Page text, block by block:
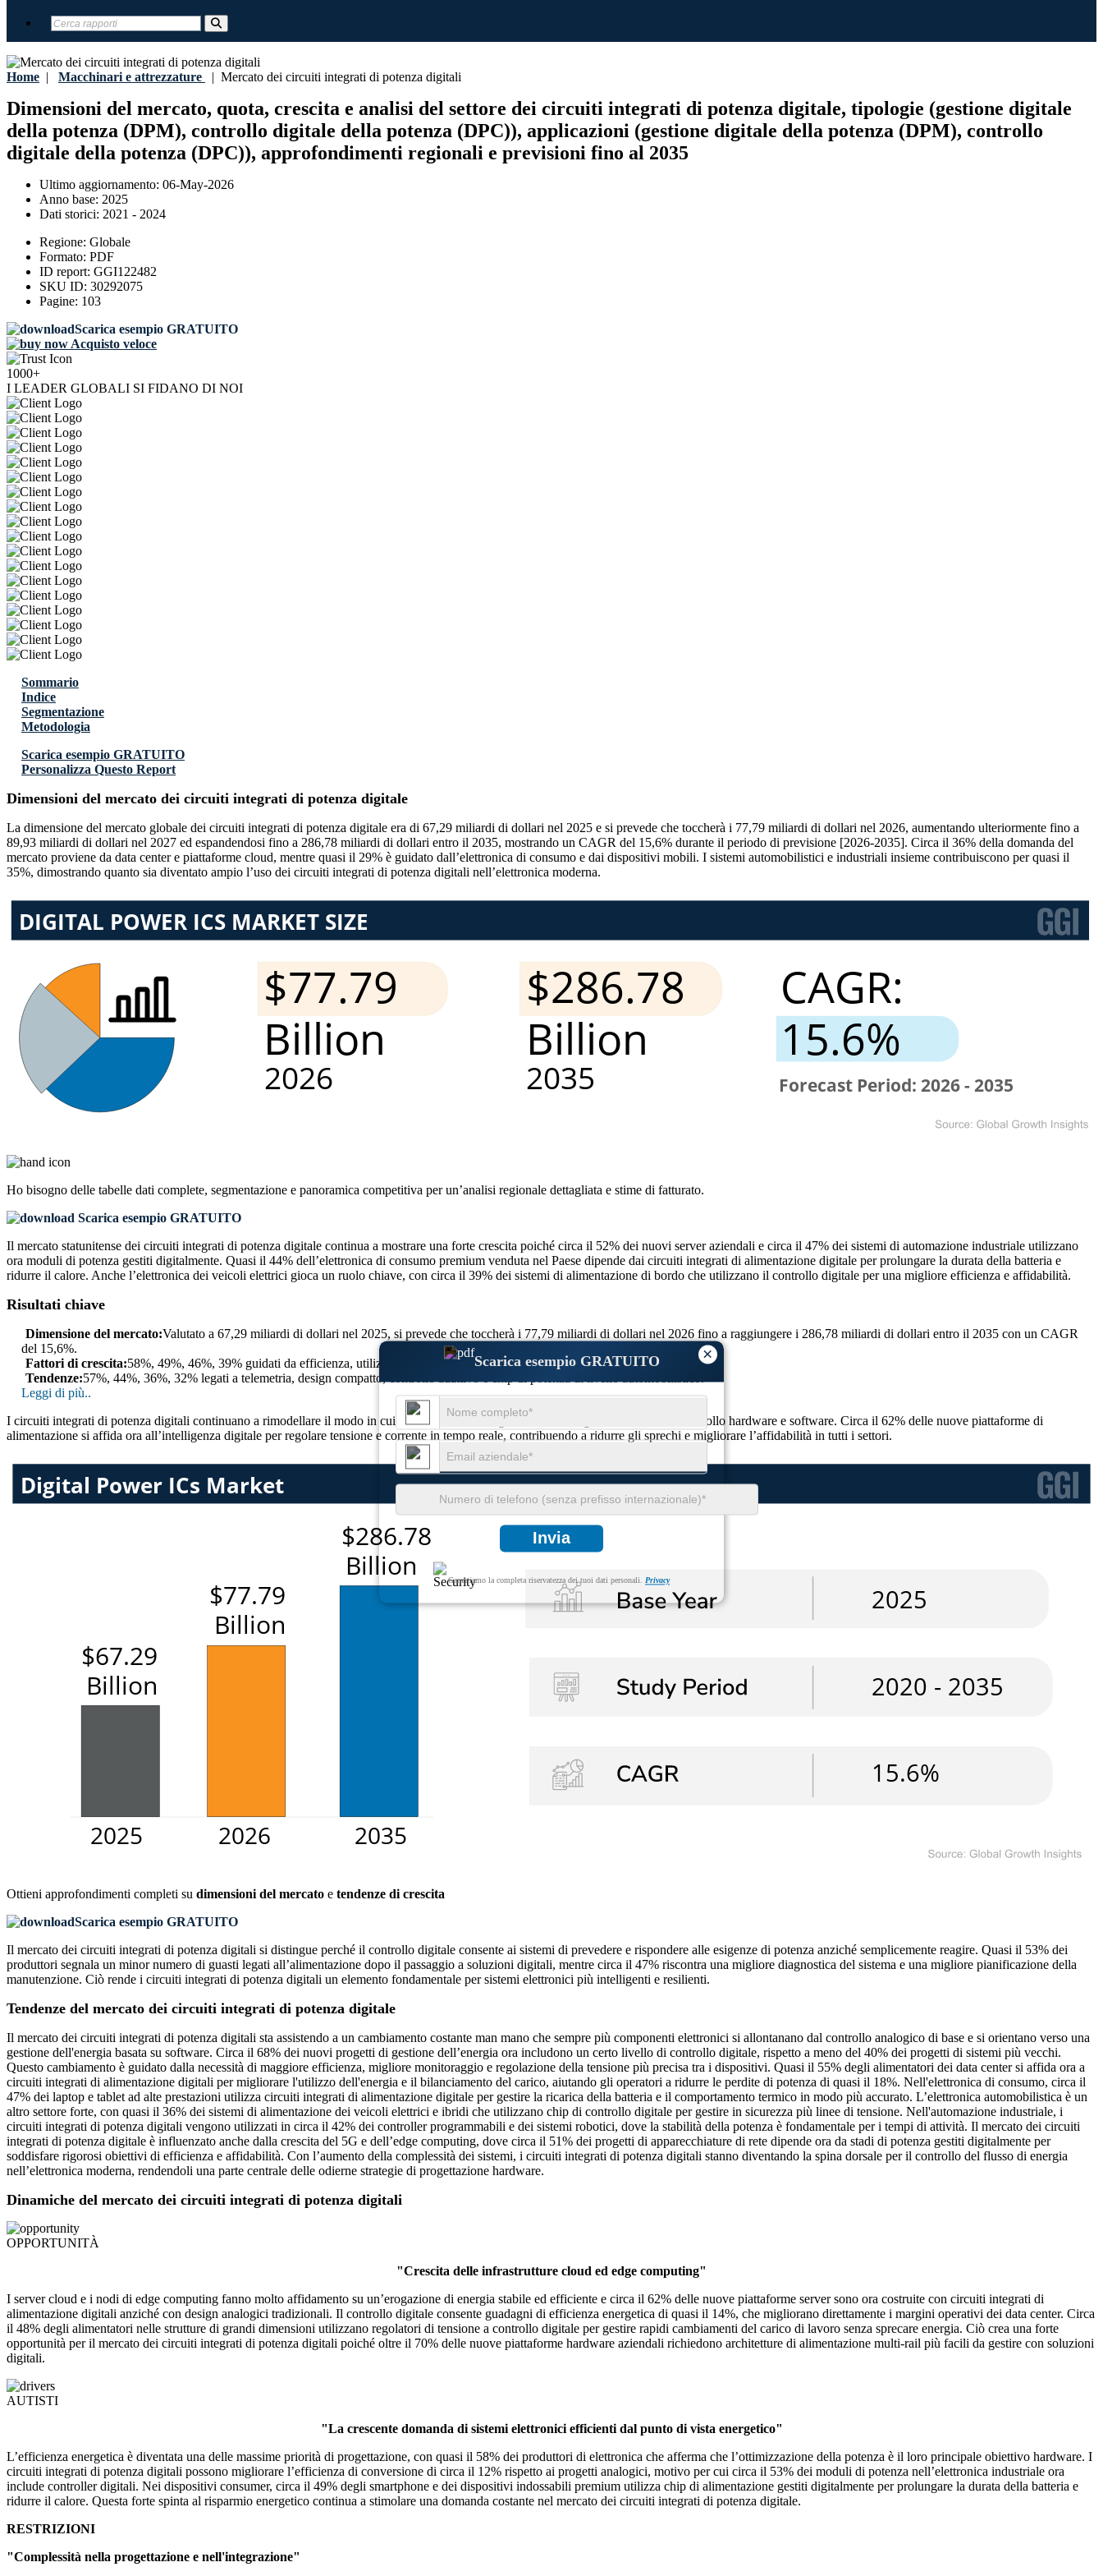
Home | Macchinari e attrezzature | Mercato dei circuiti integrati di potenza digitali
Dimensioni del mercato, quota, crescita e analisi del settore dei circuiti integrati di potenza digitale, tipologie (gestione digitale
della potenza (DPM), controllo digitale della potenza (DPC)), applicazioni (gestione digitale della potenza (DPM), controllo
digitale della potenza (DPC)), approfondimenti regionali e previsioni fino al 2035
Ultimo aggiornamento: 06-May-2026
Anno base: 2025
Dati storici: 2021 - 2024
Regione: Globale
Formato: PDF
ID report: GGI122482
SKU ID: 30292075
Pagine: 103
Scarica esempio GRATUITO
Acquisto veloce
1000+
I LEADER GLOBALI SI FIDANO DI NOI
×
Scarica esempio GRATUITO
Invia
Garantiamo la completa riservatezza dei tuoi dati personali. Privacy
Sommario
Indice
Segmentazione
Metodologia
Scarica esempio GRATUITO
Personalizza Questo Report
Dimensioni del mercato dei circuiti integrati di potenza digitale
La dimensione del mercato globale dei circuiti integrati di potenza digitale era di 67,29 miliardi di dollari nel 2025 e si prevede che toccherà i 77,79 miliardi di dollari nel 2026, aumentando ulteriormente fino a
89,93 miliardi di dollari nel 2027 ed espandendosi fino a 286,78 miliardi di dollari entro il 2035, mostrando un CAGR del 15,6% durante il periodo di previsione [2026-2035]. Circa il 36% della domanda del
mercato proviene da data center e piattaforme cloud, mentre quasi il 29% è guidato dall’elettronica di consumo e dai dispositivi mobili. I sistemi automobilistici e industriali insieme contribuiscono per quasi il
35%, dimostrando quanto sia diventato ampio l’uso dei circuiti integrati di potenza digitali nell’elettronica moderna.
Ho bisogno delle tabelle dati complete, segmentazione e panoramica competitiva per un’analisi regionale dettagliata e stime di fatturato.
Scarica esempio GRATUITO
Il mercato statunitense dei circuiti integrati di potenza digitale continua a mostrare una forte crescita poiché circa il 52% dei nuovi server aziendali e circa il 47% dei sistemi di automazione industriale utilizzano
ora moduli di potenza gestiti digitalmente. Quasi il 44% dell’elettronica di consumo premium venduta nel Paese dipende dai circuiti integrati di alimentazione digitale per prolungare la durata della batteria e
ridurre il calore. Anche l’elettronica dei veicoli elettrici gioca un ruolo chiave, con circa il 39% dei sistemi di alimentazione di bordo che utilizzano il controllo digitale per una migliore efficienza e affidabilità.
Risultati chiave
Dimensione del mercato:Valutato a 67,29 miliardi di dollari nel 2025, si prevede che toccherà i 77,79 miliardi di dollari nel 2026 fino a raggiungere i 286,78 miliardi di dollari entro il 2035 con un CAGR
del 15,6%.
Fattori di crescita:58%, 49%, 46%, 39% guidati da efficienza, utilizzo del cloud, mobilità elettrica e automazione industriale.
Tendenze:57%, 44%, 36%, 32% legati a telemetria, design compatto, controllo adattivo e chip di potenza di livello automobilistico.
Leggi di più..
I circuiti integrati di potenza digitali continuano a rimodellare il modo in cui i sistemi elettronici gestiscono l'energia combinando il controllo hardware e software. Circa il 62% delle nuove piattaforme di
alimentazione si affida ora all’intelligenza digitale per regolare tensione e corrente in tempo reale, contribuendo a ridurre gli sprechi e migliorare l’affidabilità in tutti i settori.
Ottieni approfondimenti completi su dimensioni del mercato e tendenze di crescita
Scarica esempio GRATUITO
Il mercato dei circuiti integrati di potenza digitali si distingue perché il controllo digitale consente ai sistemi di prevedere e rispondere alle esigenze di potenza anziché semplicemente reagire. Quasi il 53% dei
produttori segnala un minor numero di guasti legati all’alimentazione dopo il passaggio a soluzioni digitali, mentre circa il 47% riscontra una migliore diagnostica del sistema e una migliore pianificazione della
manutenzione. Ciò rende i circuiti integrati di potenza digitali un elemento fondamentale per sistemi elettronici più intelligenti e resilienti.
Tendenze del mercato dei circuiti integrati di potenza digitale
Il mercato dei circuiti integrati di potenza digitali sta assistendo a un cambiamento costante man mano che sempre più componenti elettronici si allontanano dal controllo analogico di base e si orientano verso una
gestione dell'energia basata su software. Circa il 68% dei nuovi progetti di gestione dell’energia ora includono un certo livello di controllo digitale, rispetto a meno del 40% dei progetti di sistemi più vecchi.
Questo cambiamento è guidato dalla necessità di maggiore efficienza, migliore monitoraggio e regolazione della tensione più precisa tra i dispositivi. Quasi il 55% degli alimentatori dei data center si affida ora a
circuiti integrati di alimentazione digitali per migliorare l'utilizzo dell'energia e il bilanciamento del carico, aiutando gli operatori a ridurre le perdite di potenza di quasi il 18%. Nell'elettronica di consumo, circa il
47% dei laptop e tablet ad alte prestazioni utilizza circuiti integrati di alimentazione digitale per gestire la ricarica della batteria e il comportamento termico in modo più accurato. L’elettronica automobilistica è un
altro settore forte, con quasi il 36% dei sistemi di alimentazione dei veicoli elettrici e ibridi che utilizzano chip di controllo digitale per gestire in sicurezza più linee di tensione. Nell'automazione industriale, i
circuiti integrati di potenza digitali vengono utilizzati in circa il 42% dei controller programmabili e dei sistemi robotici, dove la stabilità della potenza è fondamentale per i tempi di attività. Il mercato dei circuiti
integrati di potenza digitale è influenzato anche dalla crescita del 5G e dell’edge computing, dove circa il 51% dei progetti di apparecchiature di rete dipende ora da stadi di potenza gestiti digitalmente per
soddisfare rigorosi obiettivi di efficienza e affidabilità. Con l’aumento della complessità dei sistemi, i circuiti integrati di potenza digitali stanno diventando la spina dorsale per il controllo del flusso di energia
nell’elettronica moderna, rendendoli una parte centrale delle odierne strategie di progettazione hardware.
Dinamiche del mercato dei circuiti integrati di potenza digitali
OPPORTUNITÀ
"Crescita delle infrastrutture cloud ed edge computing"
I server cloud e i nodi di edge computing fanno molto affidamento su un’erogazione di energia stabile ed efficiente e circa il 62% delle nuove piattaforme server sono ora costruite con circuiti integrati di
alimentazione digitali anziché con design analogici tradizionali. Il controllo digitale consente guadagni di efficienza energetica di quasi il 14%, che migliorano direttamente i margini operativi dei data center. Circa
il 48% degli alimentatori nelle strutture di grandi dimensioni utilizzano regolatori di tensione a controllo digitale per gestire rapidi cambiamenti del carico di lavoro senza sprecare energia. Ciò crea una forte
opportunità per il mercato dei circuiti integrati di potenza digitali poiché oltre il 70% delle nuove piattaforme hardware aziendali richiedono architetture di alimentazione multi-rail più facili da gestire con soluzioni
digitali.
AUTISTI
"La crescente domanda di sistemi elettronici efficienti dal punto di vista energetico"
L’efficienza energetica è diventata una delle massime priorità di progettazione, con quasi il 58% dei produttori di elettronica che afferma che l’ottimizzazione della potenza è il loro principale obiettivo hardware. I
circuiti integrati di potenza digitali possono migliorare l’efficienza di conversione di circa il 12% rispetto ai progetti analogici, motivo per cui circa il 53% dei moduli di potenza nell’elettronica industriale ora
include controller digitali. Nei dispositivi consumer, circa il 49% degli smartphone e dei dispositivi indossabili premium utilizza chip di alimentazione gestiti digitalmente per prolungare la durata della batteria e
ridurre il calore. Questa forte spinta al risparmio energetico continua a stimolare una domanda costante nel mercato dei circuiti integrati di potenza digitale.
RESTRIZIONI
"Complessità nella progettazione e nell'integrazione"